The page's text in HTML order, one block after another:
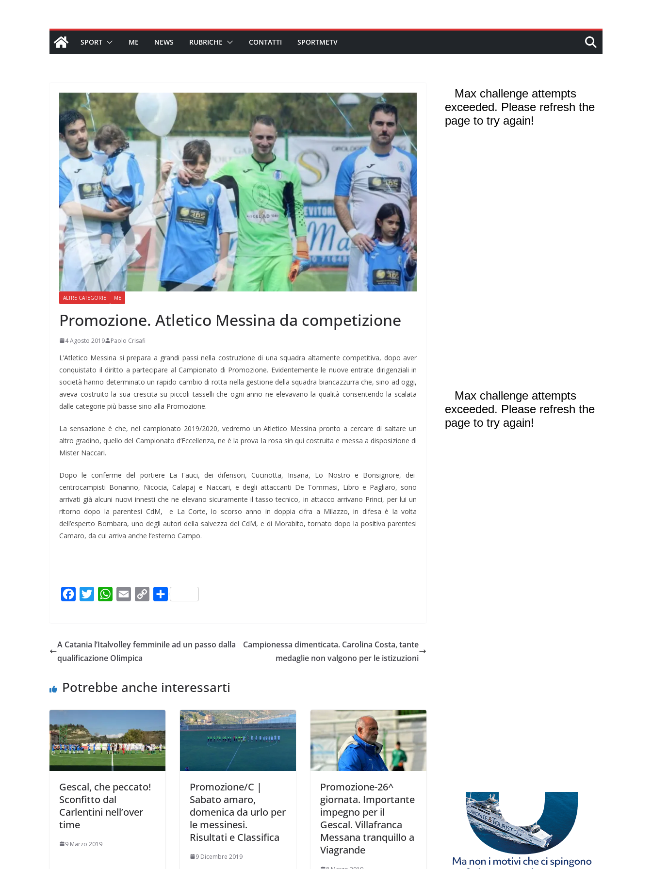
SPORT ME NEWS RUBRICHE CONTATTI SPORTMETV
ALTRE CATEGORIE ME
Promozione. Atletico Messina da competizione
4 Agosto 2019 Paolo Crisafi
L’Atletico Messina si prepara a grandi passi nella costruzione di una squadra altamente competitiva, dopo aver
conquistato il diritto a partecipare al Campionato di Promozione. Evidentemente le nuove entrate dirigenziali in
società hanno determinato un rapido cambio di rotta nella gestione della squadra biancazzurra che, sino ad oggi,
aveva costruito la sua crescita su piccoli tasselli che ogni anno ne elevavano la qualità consentendo la scalata
dalle categorie più basse sino alla Promozione.
La sensazione è che, nel campionato 2019/2020, vedremo un Atletico Messina pronto a cercare di saltare un
altro gradino, quello del Campionato d’Eccellenza, ne è la prova la rosa sin qui costruita e messa a disposizione di
Mister Naccari.
Dopo le conferme del portiere La Fauci, dei difensori, Cucinotta, Insana, Lo Nostro e Bonsignore, dei
centrocampisti Bonanno, Nicocia, Calapaj e Naccari, e degli attaccanti De Tommasi, Libro e Pagliaro, sono
arrivati già alcuni nuovi innesti che ne elevano sicuramente il tasso tecnico, in attacco arrivano Princi, per lui un
ritorno dopo la parentesi CdM, e La Corte, lo scorso anno in doppia cifra a Milazzo, in difesa è la volta
dell’esperto Bombara, uno degli autori della salvezza del CdM, e di Morabito, tornato dopo la positiva parentesi
Camaro, da cui arriva anche l’esterno Campo.
b
o
r
W
C
A Catania l’Italvolley femminile ad un passo dalla
qualificazione Olimpica
Campionessa dimenticata. Carolina Costa, tante
medaglie non valgono per le istizuzioni
Potrebbe anche interessarti
Gescal, che peccato!
Sconfitto dal
Carlentini nell’over
time
9 Marzo 2019
Promozione/C |
Sabato amaro,
domenica da urlo per
le messinesi.
Risultati e Classifica
9 Dicembre 2019
Promozione-26^
giornata. Importante
impegno per il
Gescal. Villafranca
Messana tranquillo a
Viagrande